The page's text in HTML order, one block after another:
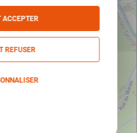
ACCEPTER
REFUSER